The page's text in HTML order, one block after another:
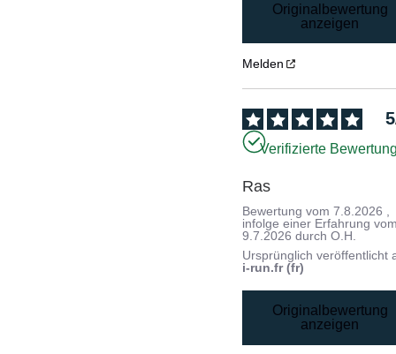
Originalbewertung
anzeigen
Melden
5
Verifizierte
Ras
Bewertung vom7.8.2026 ,
infolge einer Erfahrung
9.7.2026 durchO.H.
Ursprünglich veröffentlicht
i-run.fr (fr)
Originalbewertung
anzeigen